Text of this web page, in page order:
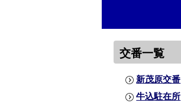
交番一覧
新茂原交番
牛込駐在所